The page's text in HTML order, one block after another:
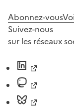
Abonnez-vous
Suivez-nous
sur les réseaux